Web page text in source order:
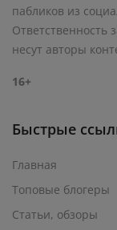
пабликов из
Ответственность
несут авторы
16+
Быстрые
Главная
Топовые блогеры
Статьи, обзоры